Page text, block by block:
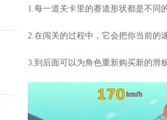
1.每一道关卡里的赛道形状都是不同
2.在闯关的过程中，它会把你当前的
3.到后面可以为角色重新购买新的滑